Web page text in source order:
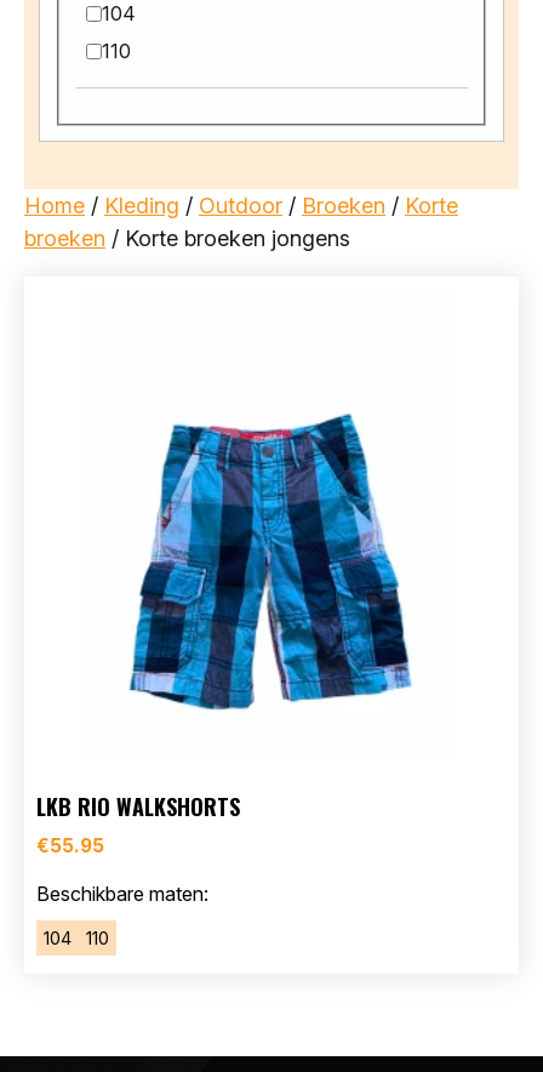
104
110
Home / Kleding / Outdoor / Broeken / Korte
broeken / Korte broeken jongens
LKB RIO WALKSHORTS
€55.95
Beschikbare maten:
104 110